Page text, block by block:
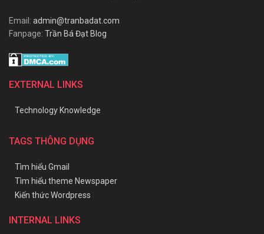
Email: admin@tranbadat.com
Fanpage: Trần Bá Đạt Blog
EXTERNAL LINKS
Technology Knowledge
TAGS THÔNG DỤNG
Tìm hiểu Gmail
Tìm hiểu theme Newspaper
Kiến thức Wordpress
INTERNAL LINKS